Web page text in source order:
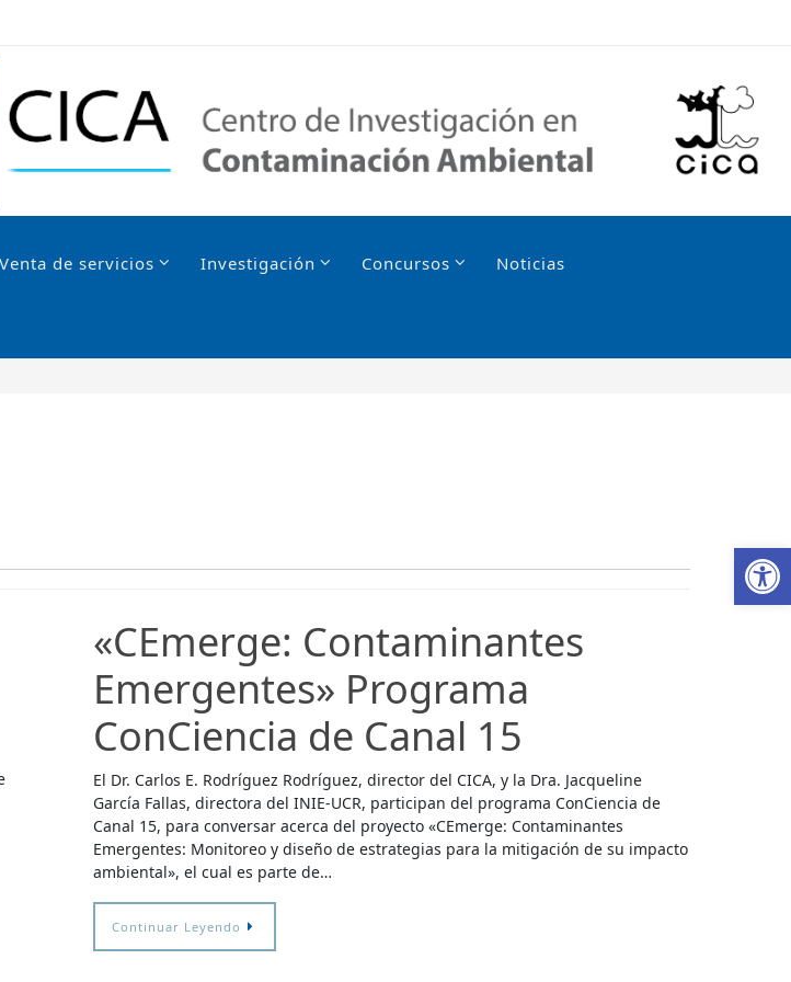
Venta de servicios Investigación Concursos Noticias
«CEmerge: Contaminantes
Emergentes» Programa
ConCiencia de Canal 15
El Dr. Carlos E. Rodríguez Rodríguez, director del CICA, y la Dra. Jacqueline
García Fallas, directora del INIE-UCR, participan del programa ConCiencia de
Canal 15, para conversar acerca del proyecto «CEmerge: Contaminantes
Emergentes: Monitoreo y diseño de estrategias para la mitigación de su impacto
ambiental», el cual es parte de…
Continuar Leyendo